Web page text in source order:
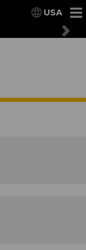
USA